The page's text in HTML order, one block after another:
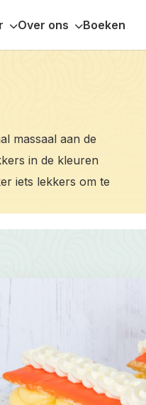
Over ons Boeken
massaal aan de
in de kleuren
iets lekkers om te
more
tompouce
maken